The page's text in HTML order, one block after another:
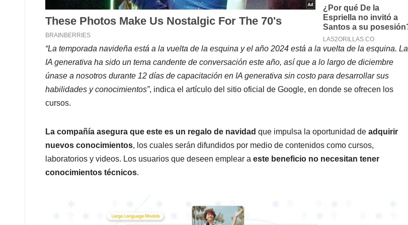
“La temporada navideña está a la vuelta de la esquina y el año 2024 está a la vuelta de la esquina. La
IA generativa ha sido un tema candente de conversación este año, así que a lo largo de diciembre
únase a nosotros durante 12 días de capacitación en IA generativa sin costo para desarrollar sus
habilidades y conocimientos”, indica el artículo del sitio oficial de Google, en donde se ofrecen los
cursos.
La compañía asegura que este es un regalo de navidad que impulsa la oportunidad de adquirir
nuevos conocimientos, los cuales serán difundidos por medio de contenidos como cursos,
laboratorios y videos. Los usuarios que deseen emplear a este beneficio no necesitan tener
conocimientos técnicos.